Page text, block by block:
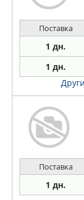
Поставка
1 дн.
1 дн.
Поставка
1 дн.